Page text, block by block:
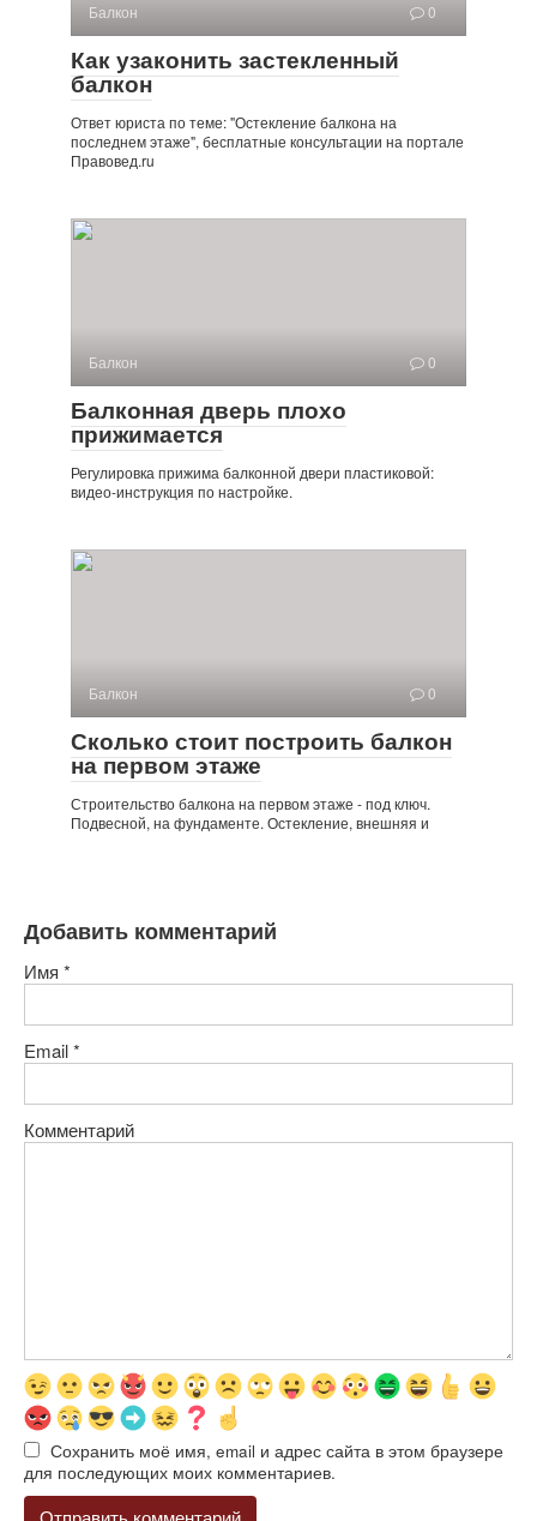
Балкон 0
Как узаконить застекленный
балкон
Ответ юриста по теме: "Остекление балкона на
последнем этаже", бесплатные консультации на портале
Правовед.ru
Балкон 0
Балконная дверь плохо
прижимается
Регулировка прижима балконной двери пластиковой:
видео-инструкция по настройке.
Балкон 0
Сколько стоит построить балкон
на первом этаже
Строительство балкона на первом этаже - под ключ.
Подвесной, на фундаменте. Остекление, внешняя и
Добавить комментарий
Имя *
Email*
Комментарий
Сохранить моё имя, email и адрес сайта в этом браузере
для последующих моих комментариев.